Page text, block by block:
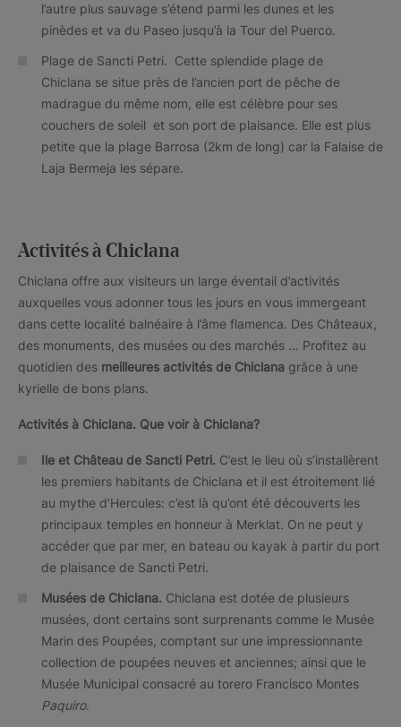
l’autre plus sauvage s’étend parmi les dunes et les
pinèdes et va du Paseo jusqu’à la Tour del Puerco.
Plage de Sancti Petri. Cette splendide plage de
Chiclana se situe près de l’ancien port de pêche de
madrague du même nom, elle est célèbre pour ses
couchers de soleil et son port de plaisance. Elle est plus
petite que la plage Barrosa (2km de long) car la Falaise de
Laja Bermeja les sépare.
Activités à Chiclana
Chiclana offre aux visiteurs un large éventail d’activités
auxquelles vous adonner tous les jours en vous immergeant
dans cette localité balnéaire à l’âme flamenca. Des Châteaux,
des monuments, des musées ou des marchés … Profitez au
quotidien des meilleures activités de Chiclana grâce à une
kyrielle de bons plans.
Activités à Chiclana. Que voir à Chiclana?
Ile et Château de Sancti Petri. C’est le lieu où s’installèrent
les premiers habitants de Chiclana et il est étroitement lié
au mythe d’Hercules: c’est là qu’ont été découverts les
principaux temples en honneur à Merklat. On ne peut y
accéder que par mer, en bateau ou kayak à partir du port
de plaisance de Sancti Petri.
Musées de Chiclana. Chiclana est dotée de plusieurs
musées, dont certains sont surprenants comme le Musée
Marin des Poupées, comptant sur une impressionnante
collection de poupées neuves et anciennes; ainsi que le
Musée Municipal consacré au torero Francisco Montes
Paquiro.